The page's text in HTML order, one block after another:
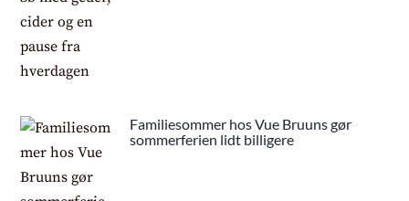
Familiesommer hos Vue Bruuns gør
sommerferien lidt billigere